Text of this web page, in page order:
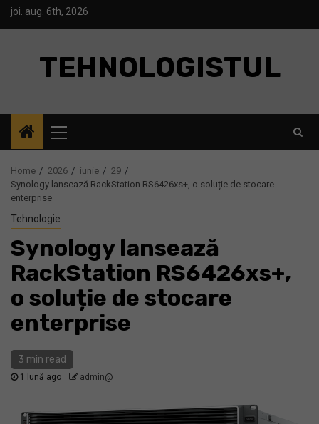
Skipjoi. aug. 6th, 2026
TEHNOLOGISTUL
Menu
Home 2026 iunie
29
Synology lansează RackStation RS6426xs+, o soluție de stocare
enterprise
Tehnologie
Synology lansează
RackStation RS6426xs+,
o soluție de stocare
enterprise
3 min read
1 lună ago admin@